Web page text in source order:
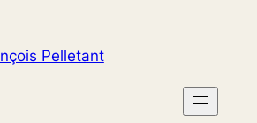
Pelletant